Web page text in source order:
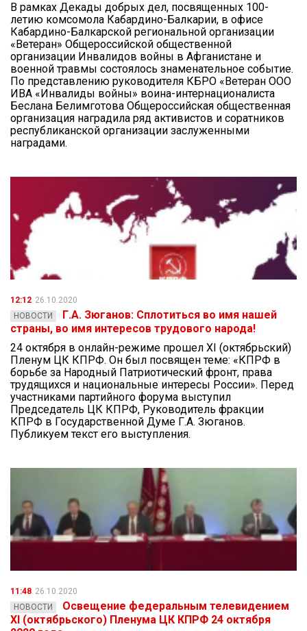
В рамках Декады добрых дел, посвященных 100-
летию комсомола Кабардино-Балкарии, в офисе
Кабардино-Балкарской региональной организации
«Ветеран» Общероссийской общественной
организации Инвалидов войны в Афганистане и
военной травмы состоялось знаменательное событие.
По представлению руководителя КБРО «Ветеран ООО
ИВА «Инвалиды войны» воина-интернационалиста
Беслана Белимготова Общероссийская общественная
организация наградила ряд активистов и соратников
республиканской организации заслуженными
наградами.
12:12 26.10.2020
НОВОСТИ
Г.А. Зюганов: Сплотиться во имя нашей
страны, во имя интересов трудового народа!
24 октября в онлайн-режиме прошел XI (октябрьский)
Пленум ЦК КПРФ. Он был посвящен теме: «КПРФ в
борьбе за Народный Патриотический фронт, права
трудящихся и национальные интересы России». Перед
участниками партийного форума выступил
Председатель ЦК КПРФ, Руководитель фракции
КПРФ в Государственной Думе Г.А. Зюганов.
Публикуем текст его выступления.
11:48 26.10.2020
НОВОСТИ
Освещение федеральным телевидением
XI (октябрьского) Пленума ЦК КПРФ 24 октября